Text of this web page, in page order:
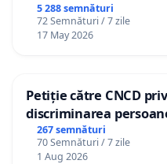
5 288 semnături
72 Semnături / 7 zile
17 May 2026
Petiție către CNCD
discriminarea
către utilizatorul
267 semnături
70 Semnături / 7 zile
1 Aug 2026